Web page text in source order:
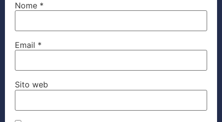
Nome *
Email *
Sito web